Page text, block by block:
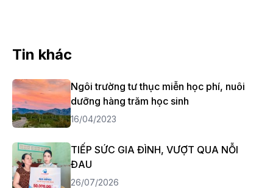
Tin khác
Ngôi trường tư thục miễn học phí, nuôi
dưỡng hàng trăm học sinh
16/04/2023
TIẾP SỨC GIA ĐÌNH, VƯỢT QUA NỖI
ĐAU
26/07/2026